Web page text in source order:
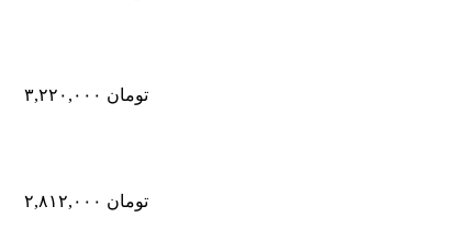
تومان
تومان